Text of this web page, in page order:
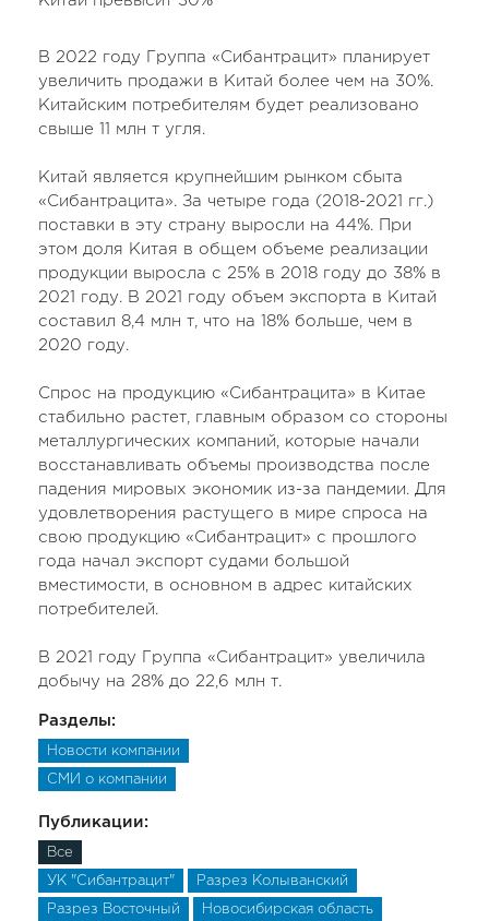
В 2022 году Группа «Сибантрацит» планирует
увеличить продажи в Китай более чем на 30%.
Китайским потребителям будет реализовано
свыше 11 млн т угля.
Китай является крупнейшим рынком сбыта
«Сибантрацита». За четыре года (2018-2021 гг.)
поставки в эту страну выросли на 44%. При
этом доля Китая в общем объеме реализации
продукции выросла с 25% в 2018 году до 38% в
2021 году. В 2021 году объем экспорта в Китай
составил 8,4 млн т, что на 18% больше, чем в
2020 году.
Спрос на продукцию «Сибантрацита» в Китае
стабильно растет, главным образом со стороны
металлургических компаний, которые начали
восстанавливать объемы производства после
падения мировых экономик из-за пандемии. Для
удовлетворения растущего в мире спроса на
свою продукцию «Сибантрацит» с прошлого
года начал экспорт судами большой
вместимости, в основном в адрес китайских
потребителей.
В 2021 году Группа «Сибантрацит» увеличила
добычу на 28% до 22,6 млн т.
Разделы:
Новости компании
СМИ о компании
Публикации:
Все
УК "Сибантрацит" Разрез Колыванский
Разрез Восточный Новосибирская область